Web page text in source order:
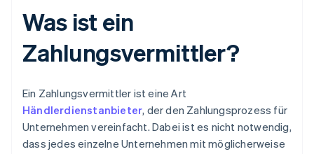
Was ist ein
Zahlungsvermittler?
Ein Zahlungsvermittler ist eine Art
Händlerdienstanbieter, der den Zahlungsprozess für
Unternehmen vereinfacht. Dabei ist es nicht notwendig,
dass jedes einzelne Unternehmen mit möglicherweise